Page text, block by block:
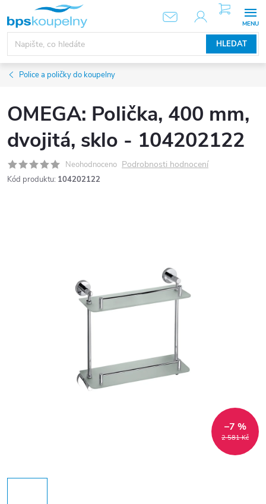
obsah
HLEDAT
NÁKUPNÍ
KOŠÍK
Police a poličky do koupelny
OMEGA: Polička, 400 mm,
dvojitá, sklo - 104202122
Neohodnoceno Podrobnosti hodnocení
Kód produktu: 104202122
2 581 Kč
–7 %